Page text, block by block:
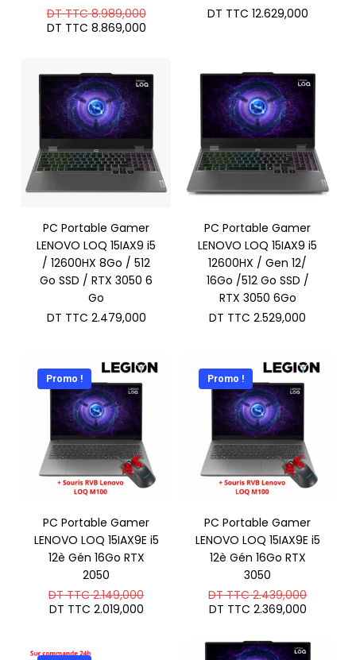
DT TTC8.989,000Le
prix
initial
TTC 8.989,000.
DT TTC 8.869,000Le
DT
TTC 8.869,000.
DT TTC 12.629,000
PC Portable Gamer
LENOVO LOQ 15IAX9 i5
/ 12600HX 8Go / 512
Go SSD / RTX 3050 6
Go
DT TTC 2.479,000
PC Portable Gamer
LENOVO LOQ 15IAX9 i5
12600HX / Gen 12/
16Go /512 Go SSD /
RTX 3050 6Go
DT TTC 2.529,000
Promo !
PC Portable Gamer
LENOVO LOQ 15IAX9E i5
12è Gén 16Go RTX
2050
DT TTC2.149,000Le
DT TTC 2.019,000Le
Promo !
PC Portable Gamer
LENOVO LOQ 15IAX9E i5
12è Gén 16Go RTX
3050
DT TTC2.439,000Le
DT
DT TTC 2.369,000Le
est :